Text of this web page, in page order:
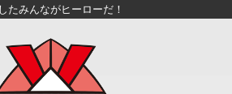
たみんながヒーローだ！